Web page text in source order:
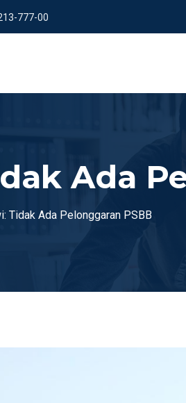
777-00
Ada
Tidak Ada Pelonggaran PSBB